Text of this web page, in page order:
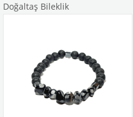
Doğaltaş Bileklik